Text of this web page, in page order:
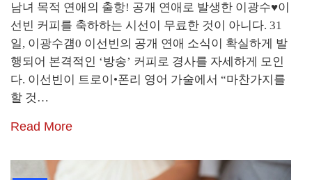
남녀 목적 연애의 출항! 공개 연애로 발생한 이광수♥이
선빈 커피를 축하하는 시선이 무료한 것이 아니다. 31
일, 이광수걤0 이선빈의 공개 연애 소식이 확실하게 발
행되어 본격적인 ‘방송’ 커피로 경사를 자세하게 모인
다. 이선빈이 트로이•폰리 영어 가술에서 “마찬가지를
할 것…
Read More